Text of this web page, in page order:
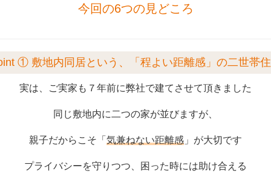
今回の6つの見どころ
① 敷地内同居という、「程よい距離感」の二世帯
実は、ご実家も７年前に弊社で建てさせて頂きました
同じ敷地内に二つの家が並びますが、
親子だからこそ「 気兼ねない距離感 」が大切です
プライバシーを守りつつ、困った時には助け合える